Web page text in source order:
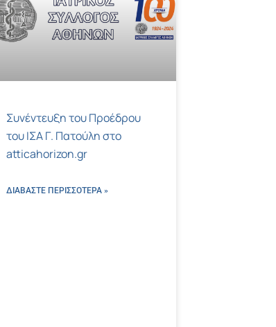
Συνέντευξη του Προέδρου
του ΙΣΑ Γ. Πατούλη στο
atticahorizon.gr
ΔΙΑΒΑΣΤΕ ΠΕΡΙΣΣΌΤΕΡΑ »